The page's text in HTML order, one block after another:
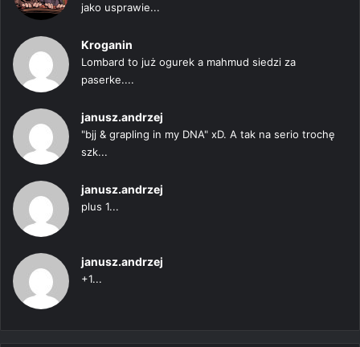
jako usprawie...
Kroganin
Lombard to już ogurek a mahmud siedzi za
paserke....
janusz.andrzej
"bjj & grapling in my DNA" xD. A tak na serio trochę
szk...
janusz.andrzej
plus 1...
janusz.andrzej
+1...